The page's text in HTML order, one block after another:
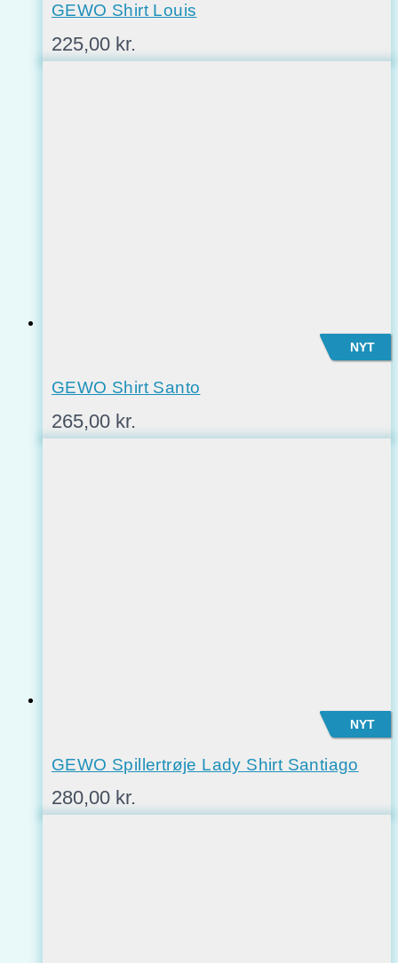
GEWO Shirt Louis
225,00 kr.
NYT
GEWO Shirt Santo
265,00 kr.
NYT
GEWO Spillertrøje Lady Shirt Santiago
280,00 kr.